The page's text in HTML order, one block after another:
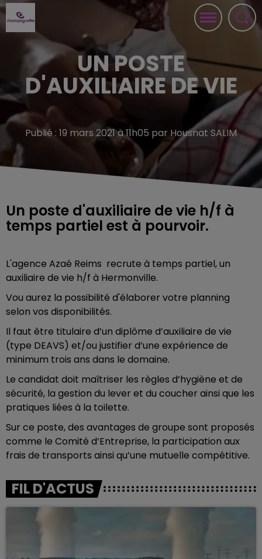
UN POSTE
D'AUXILIAIRE DE VIE
Publié : 19 mars 2021 à 11h05 par Housnat SALIM
Un poste d'auxiliaire de vie h/f à
temps partiel est à pourvoir.
L'agence Azaé Reims recrute à temps partiel, un
auxiliaire de vie h/f à Hermonville.
Vou aurez la possibilité d'élaborer votre planning
selon vos disponibilités.
Il faut être titulaire d’un diplôme d’auxiliaire de vie
(type DEAVS) et/ou justifier d’une expérience de
minimum trois ans dans le domaine.
Le candidat doit maîtriser les règles d’hygiène et de
sécurité, la gestion du lever et du coucher ainsi que les
pratiques liées à la toilette.
Sur ce poste, des avantages de groupe sont proposés
comme le Comité d’Entreprise, la participation aux
frais de transports ainsi qu’une mutuelle compétitive.
FIL D'ACTUS